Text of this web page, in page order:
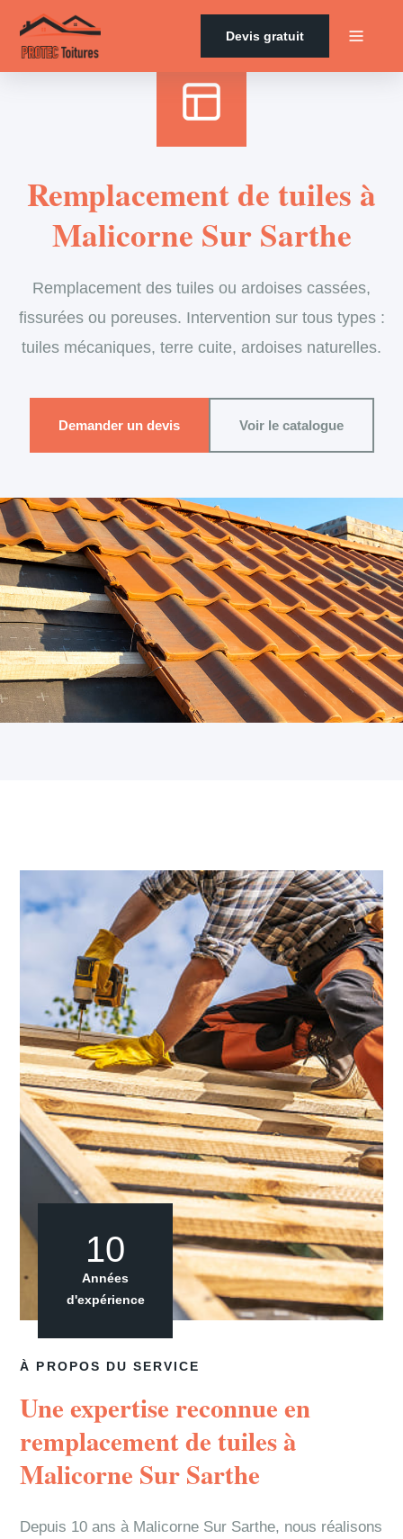
Devis gratuit
Remplacement de tuiles à
Malicorne Sur Sarthe
Remplacement des tuiles ou ardoises cassées,
fissurées ou poreuses. Intervention sur tous types :
tuiles mécaniques, terre cuite, ardoises naturelles.
Demander un devis Voir le catalogue
À PROPOS DU SERVICE
Une expertise reconnue en
remplacement de tuiles à
Malicorne Sur Sarthe
Depuis 10 ans à Malicorne Sur Sarthe, nous réalisons
10
Années
d'expérience